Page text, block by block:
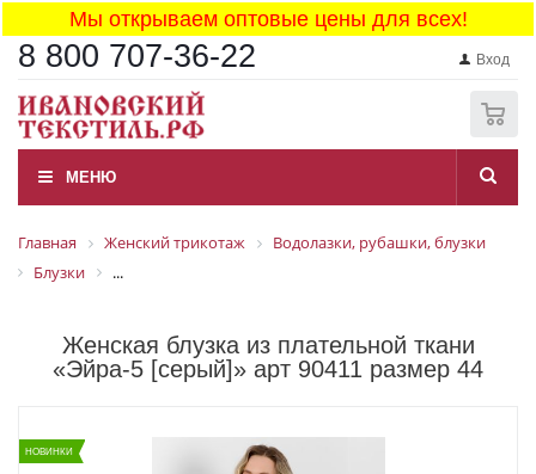
Мы открываем оптовые цены для всех!
8 800 707-36-22 Вход
МЕНЮ
Главная Женский трикотаж
Водолазки, рубашки, блузки
Блузки
...
Женская блузка из плательной ткани
«Эйра-5 [серый]» арт 90411 размер 44
НОВИНКИ